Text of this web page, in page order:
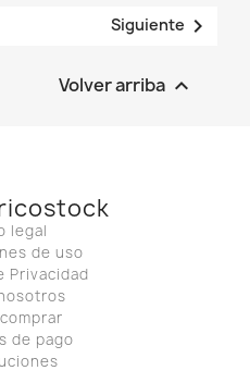
Siguiente 
Volver arriba 
legal
de uso
Privacidad
de pago